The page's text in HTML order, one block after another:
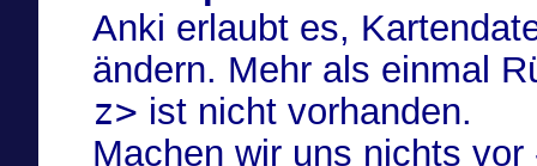
Anki erlaubt es,
ändern. Mehr als einmal
z> ist nicht vorhanden.
Machen wir uns nichts